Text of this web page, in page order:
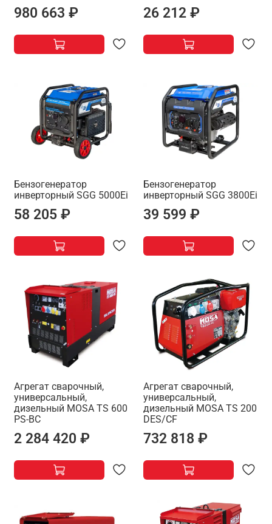
980 663 ₽ 26 212 ₽
Бензогенератор
инверторный SGG 5000Ei
58 205 ₽
Бензогенератор
инверторный SGG 3800Ei
39 599 ₽
Агрегат сварочный,
универсальный,
дизельный MOSA TS 600
PS-BC
2 284 420 ₽
Агрегат сварочный,
универсальный,
дизельный MOSA TS 200
DES/CF
732 818 ₽